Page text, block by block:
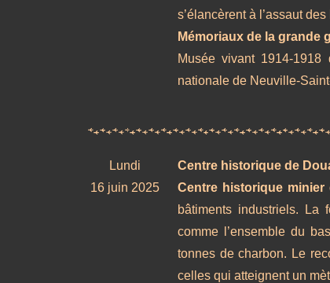
s’élancèrent à l’assaut
Mémoriaux de la grande
Musée vivant 1914-
nationale de Neuville-
Lundi
16 juin 2025
Centre historique de
Centre historique minier
bâtiments industriels. La
comme l’ensemble du
tonnes de charbon. Le
celles qui atteignent un